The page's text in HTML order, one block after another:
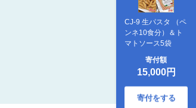
CJ-9 生パスタ （ペ
ンネ10食分）＆ト
マトソース5袋
寄付額
15,000円
寄付をする